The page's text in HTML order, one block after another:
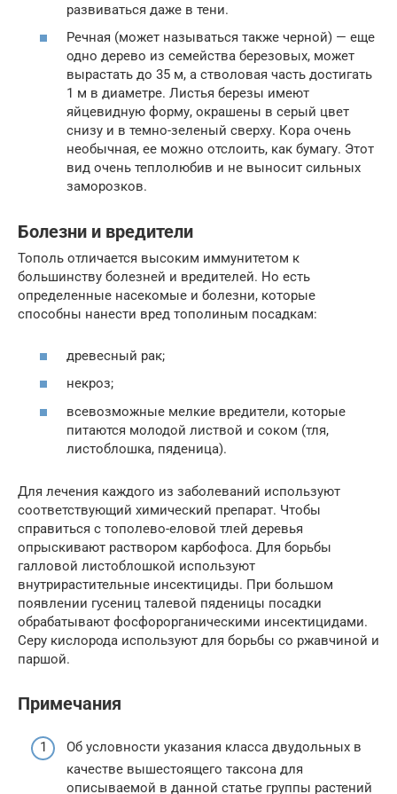
развиваться даже в тени.
Речная (может называться также черной) — еще
одно дерево из семейства березовых, может
вырастать до 35 м, а стволовая часть достигать
1 м в диаметре. Листья березы имеют
яйцевидную форму, окрашены в серый цвет
снизу и в темно-зеленый сверху. Кора очень
необычная, ее можно отслоить, как бумагу. Этот
вид очень теплолюбив и не выносит сильных
заморозков.
Болезни и вредители
Тополь отличается высоким иммунитетом к
большинству болезней и вредителей. Но есть
определенные насекомые и болезни, которые
способны нанести вред тополиным посадкам:
древесный рак;
некроз;
всевозможные мелкие вредители, которые
питаются молодой листвой и соком (тля,
листоблошка, пяденица).
Для лечения каждого из заболеваний используют
соответствующий химический препарат. Чтобы
справиться с тополево-еловой тлей деревья
опрыскивают раствором карбофоса. Для борьбы
галловой листоблошкой используют
внутрирастительные инсектициды. При большом
появлении гусениц талевой пяденицы посадки
обрабатывают фосфорорганическими инсектицидами.
Серу кислорода используют для борьбы со ржавчиной и
паршой.
Примечания
Об условности указания класса двудольных в
качестве вышестоящего таксона для
описываемой в данной статье группы растений